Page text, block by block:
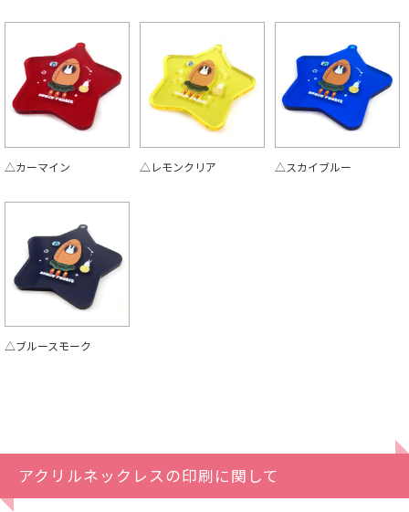
△カーマイン △レモンクリア △スカイブルー
△ブルースモーク
アクリルネックレスの印刷に関して